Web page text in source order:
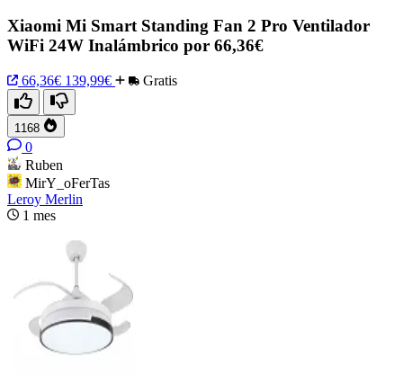
Xiaomi Mi Smart Standing Fan 2 Pro Ventilador
WiFi 24W Inalámbrico por 66,36€
66,36€ 139,99€ Gratis
1168
0
Ruben
MirY_oFerTas
Leroy Merlin
1 mes